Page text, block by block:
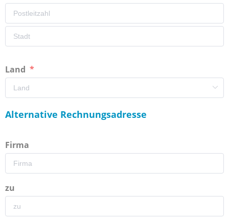
Land
Alternative Rechnungsadresse
Firma
zu